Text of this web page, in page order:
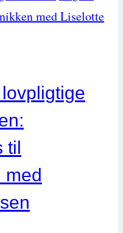
gingivostomatitis
hos
kat)
med